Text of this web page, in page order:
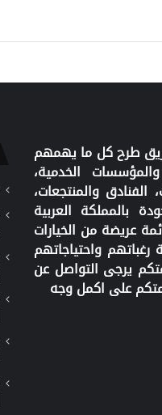
طرح كل ما يهمهم
الخدمية،
الفنادق والمنتجعات،
بالمملكة العربية
عريضة من الخيارات
واحتياجاتهم
يرجى التواصل عن
على اكمل وجه